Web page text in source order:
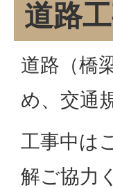
道路
道路（橋
め、交通
工事中は
解ご協力